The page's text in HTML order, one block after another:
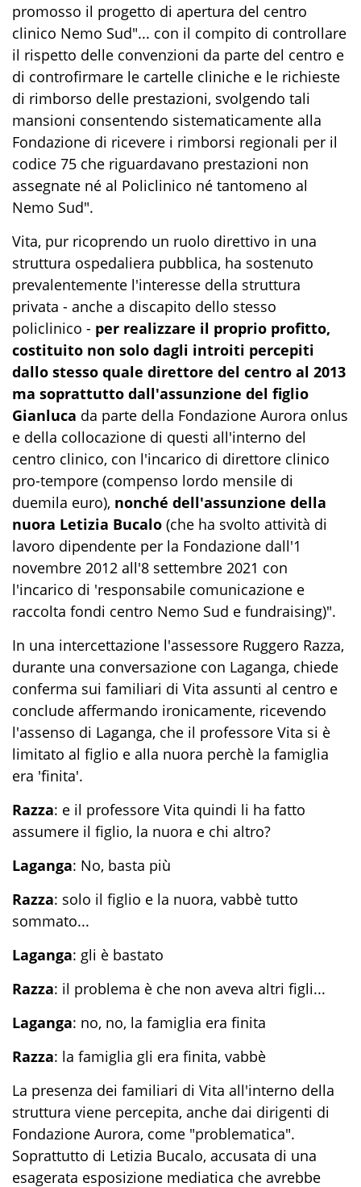
promosso il progetto di apertura del centro
clinico Nemo Sud"... con il compito di controllare
il rispetto delle convenzioni da parte del centro e
di controfirmare le cartelle cliniche e le richieste
di rimborso delle prestazioni, svolgendo tali
mansioni consentendo sistematicamente alla
Fondazione di ricevere i rimborsi regionali per il
codice 75 che riguardavano prestazioni non
assegnate né al Policlinico né tantomeno al
Nemo Sud".
Vita, pur ricoprendo un ruolo direttivo in una
struttura ospedaliera pubblica, ha sostenuto
prevalentemente l'interesse della struttura
privata - anche a discapito dello stesso
policlinico - per realizzare il proprio profitto,
costituito non solo dagli introiti percepiti
dallo stesso quale direttore del centro al 2013
ma soprattutto dall'assunzione del figlio
Gianluca da parte della Fondazione Aurora onlus
e della collocazione di questi all'interno del
centro clinico, con l'incarico di direttore clinico
pro-tempore (compenso lordo mensile di
duemila euro), nonché dell'assunzione della
nuora Letizia Bucalo (che ha svolto attività di
lavoro dipendente per la Fondazione dall'1
novembre 2012 all'8 settembre 2021 con
l'incarico di 'responsabile comunicazione e
raccolta fondi centro Nemo Sud e fundraising)".
In una intercettazione l'assessore Ruggero Razza,
durante una conversazione con Laganga, chiede
conferma sui familiari di Vita assunti al centro e
conclude affermando ironicamente, ricevendo
l'assenso di Laganga, che il professore Vita si è
limitato al figlio e alla nuora perchè la famiglia
era 'finita'.
Razza: e il professore Vita quindi li ha fatto
assumere il figlio, la nuora e chi altro?
Laganga: No, basta più
Razza: solo il figlio e la nuora, vabbè tutto
sommato...
Laganga: gli è bastato
Razza: il problema è che non aveva altri figli...
Laganga: no, no, la famiglia era finita
Razza: la famiglia gli era finita, vabbè
La presenza dei familiari di Vita all'interno della
struttura viene percepita, anche dai dirigenti di
Fondazione Aurora, come "problematica".
Soprattutto di Letizia Bucalo, accusata di una
esagerata esposizione mediatica che avrebbe